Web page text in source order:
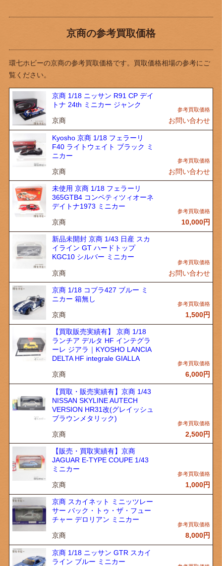
京商の参考買取価格
環七ホビーの京商の参考買取価格です。買取価格相場の参考にご
覧ください。
京商 1/18 ニッサン R91 CP デイ
トナ 24th ミニカー ジャンク
京商 お問い合わせ
Kyosho 京商 1/18 フェラーリ
F40 ライトウェイト ブラック ミ
ニカー
京商 お問い合わせ
未使用 京商 1/18 フェラーリ
365GTB4 コンペティツィオーネ
デイトナ1973 ミニカー
京商 10,000円
新品未開封 京商 1/43 日産 スカ
イライン GT ハードトップ
KGC10 シルバー ミニカー
京商 お問い合わせ
京商 1/18 コブラ427 ブルー ミ
ニカー 箱無し
京商 1,500円
【買取販売実績有】 京商 1/18
ランチア デルタ HF インテグラ
ーレ ジアラ｜KYOSHO LANCIA
DELTA HF integrale GIALLA
京商 6,000円
【買取・販売実績有】京商 1/43
NISSAN SKYLINE AUTECH
VERSION HR31改(グレイッシュ
ブラウンメタリック)
京商 2,500円
【販売・買取実績有】京商
JAGUAR E-TYPE COUPE 1/43
ミニカー
京商 1,000円
京商 スカイネット ミニッツレー
サー バック・トゥ・ザ・フュー
チャー デロリアン ミニカー
京商 8,000円
京商 1/18 ニッサン GTR スカイ
ライン ブルー ミニカー